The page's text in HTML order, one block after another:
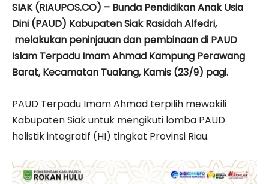
SIAK (RIAUPOS.CO) – Bunda Pendidikan Anak Usia
Dini (PAUD) Kabupaten Siak Rasidah Alfedri,
melakukan peninjauan dan pembinaan di PAUD
Islam Terpadu Imam Ahmad Kampung Perawang
Barat, Kecamatan Tualang, Kamis (23/9) pagi.
PAUD Terpadu Imam Ahmad terpilih mewakili
Kabupaten Siak untuk mengikuti lomba PAUD
holistik integratif (HI) tingkat Provinsi Riau.